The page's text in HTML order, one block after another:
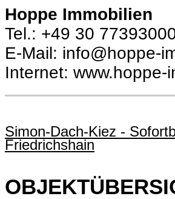
Hoppe Immobilien
Tel.: +49 30
E-Mail: info@hoppe-
Internet: www.hoppe-
Simon-Dach-Kiez -
Friedrichshain